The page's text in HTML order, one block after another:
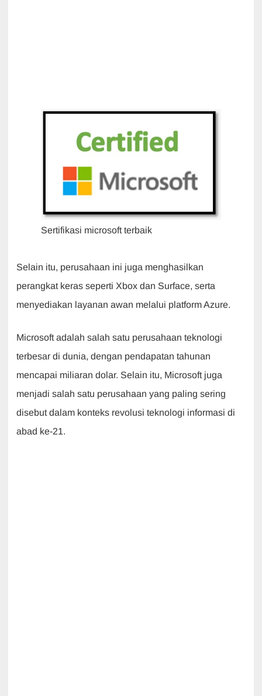
Sertifikasi microsoft terbaik
Selain itu, perusahaan ini juga menghasilkan
perangkat keras seperti Xbox dan Surface, serta
menyediakan layanan awan melalui platform Azure.
Microsoft adalah salah satu perusahaan teknologi
terbesar di dunia, dengan pendapatan tahunan
mencapai miliaran dolar. Selain itu, Microsoft juga
menjadi salah satu perusahaan yang paling sering
disebut dalam konteks revolusi teknologi informasi di
abad ke-21.